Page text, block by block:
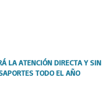
LA ATENCIÓN DIRECTA Y SIN
TODO EL AÑO